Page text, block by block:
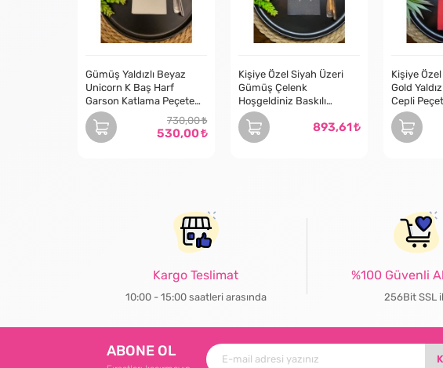
Gümüş Yaldızlı Beyaz
Unicorn K Baş Harf
Garson Katlama Peçete
50 Adet
730,00
530,00
Kişiye Özel Siyah Üzeri
Gümüş Çelenk
Hoşgeldiniz Baskılı
Peçete 50 Adet
893,61
Kişiye Özel
Gold
Cepli
Kargo Teslimat
10:00 - 15:00 saatleri arasında
%100 Güvenli
256Bit SSL
ABONE OL